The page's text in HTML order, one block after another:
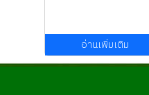
อ่านเพิ่มเติม